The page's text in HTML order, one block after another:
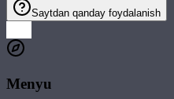
Saytdan qanday foydalanish
Menyu